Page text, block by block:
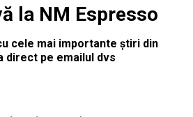
la NM Espresso
cele mai importante știri din
direct pe emailul dvs